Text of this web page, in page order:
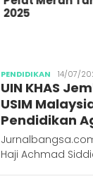
Amal
PENDIDIKAN Publisher
14/07/
UIN KHAS
USIM
Pendidikan
Haji Achmad